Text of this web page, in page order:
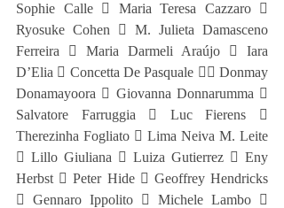
Sophie Calle  Maria Teresa Cazzaro 
Ryosuke Cohen  M. Julieta Damasceno
Ferreira  Maria Darmeli Araújo  Iara
D’Elia  Concetta De Pasquale  Donmay
Donamayoora  Giovanna Donnarumma 
Salvatore Farruggia  Luc Fierens 
Therezinha Fogliato  Lima Neiva M. Leite
 Lillo Giuliana  Luiza Gutierrez  Eny
Herbst  Peter Hide  Geoffrey Hendricks
 Gennaro Ippolito  Michele Lambo 